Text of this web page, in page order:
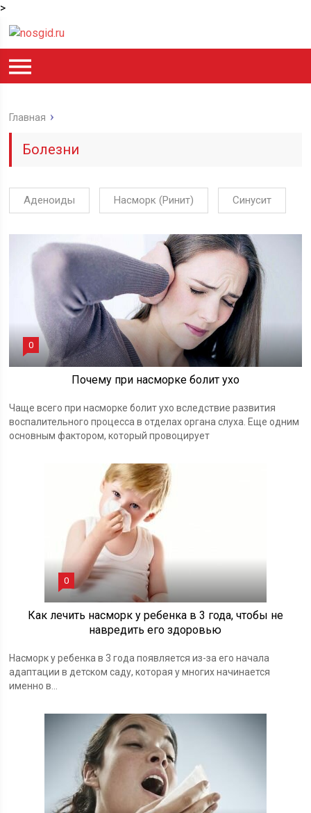
>
Главная
Болезни
Аденоиды Насморк (Ринит) Синусит
0
Почему при насморке болит ухо
Чаще всего при насморке болит ухо вследствие развития
воспалительного процесса в отделах органа слуха. Еще одним
основным фактором, который провоцирует
0
Как лечить насморк у ребенка в 3 года, чтобы не
навредить его здоровью
Насморк у ребенка в 3 года появляется из-за его начала
адаптации в детском саду, которая у многих начинается
именно в...